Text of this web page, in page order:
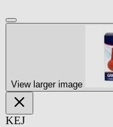
View larger image
KEJ